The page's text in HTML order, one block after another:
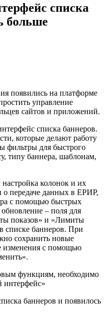
списка
больше
появились на платформе
управление
сайтов и приложений.
списка баннеров.
которые делают работу
фильтры для быстрого
типу баннера, шаблонам,
колонок и их
передаче данных в ЕРИР,
с помощью быстрых
– поля для
показов» и «Лимиты
списке баннеров. При
сохранить новые
изменения с помощью
функциям, необходимо
интерфейс»